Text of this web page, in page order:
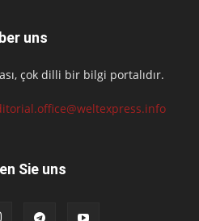
uns
çok dilli bir bilgi portalıdır.
Sie uns